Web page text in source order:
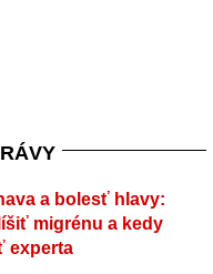
a bolesť hlavy:
migrénu a kedy
experta